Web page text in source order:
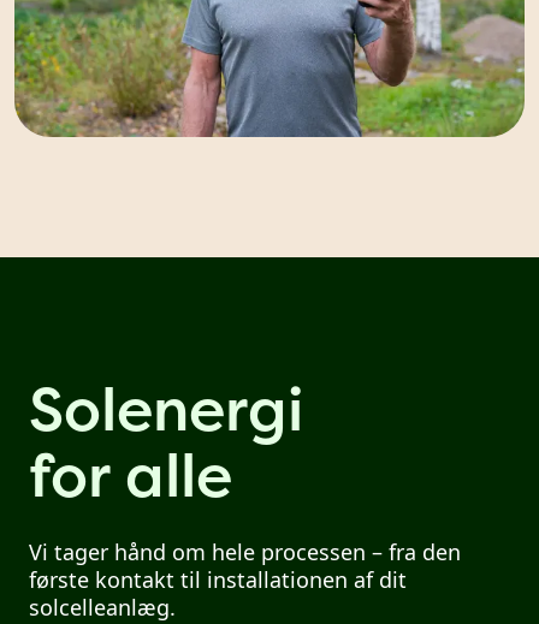
Solenergi
for alle
Vi tager hånd om hele processen – fra den
første kontakt til installationen af dit
solcelleanlæg.